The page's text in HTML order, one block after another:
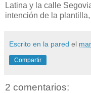
Latina y la calle
intención de la
Escrito en la pared el
Compartir
2 comentarios: